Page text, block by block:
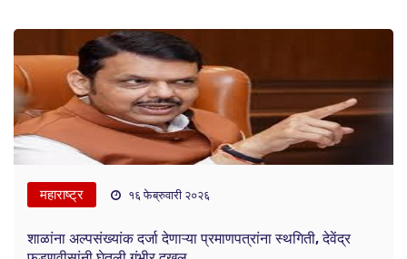
महाराष्ट्र १६ फेब्रुवारी २०२६
शाळांना अल्पसंख्यांक दर्जा देणाऱ्या प्रमाणपत्रांना स्थगिती, देवेंद्र